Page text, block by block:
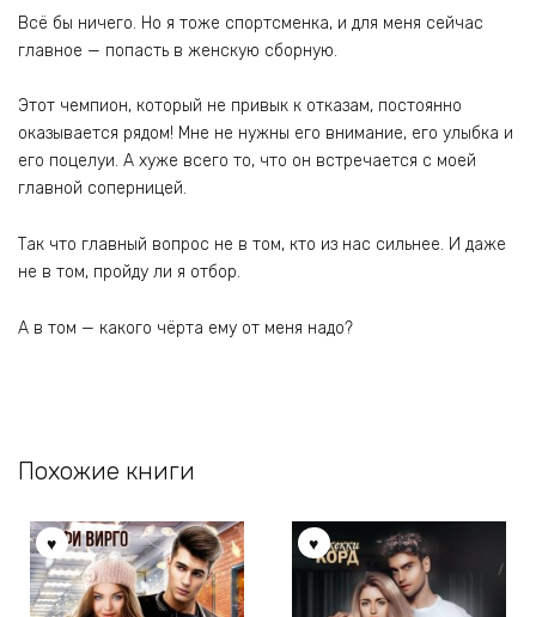
Всё бы ничего. Но я тоже спортсменка, и для меня сейчас
главное — попасть в женскую сборную.
Этот чемпион, который не привык к отказам, постоянно
оказывается рядом! Мне не нужны его внимание, его улыбка и
его поцелуи. А хуже всего то, что он встречается с моей
главной соперницей.
Так что главный вопрос не в том, кто из нас сильнее. И даже
не в том, пройду ли я отбор.
А в том — какого чёрта ему от меня надо?
Похожие книги